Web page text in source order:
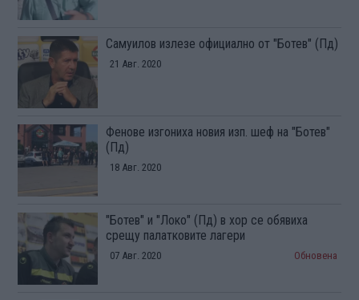
Самуилов излезе официално от "Ботев" (Пд)
21 Авг. 2020
Фенове изгониха новия изп. шеф на "Ботев"
(Пд)
18 Авг. 2020
"Ботев" и "Локо" (Пд) в хор се обявиха
срещу палатковите лагери
07 Авг. 2020 Обновена